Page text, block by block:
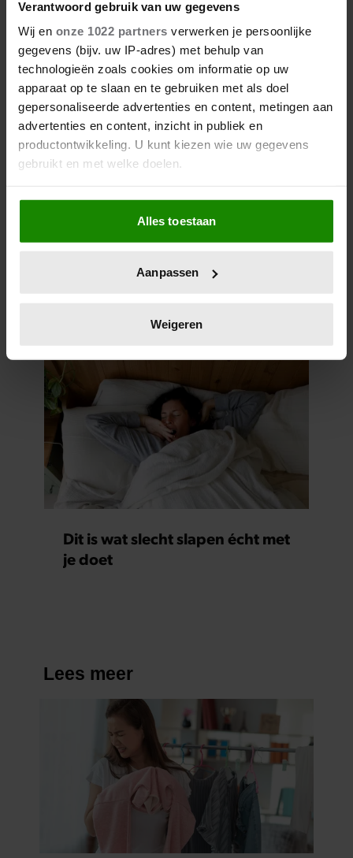
Verantwoord gebruik van uw gegevens
Wij en onze 1022 partners verwerken je persoonlijke
gegevens (bijv. uw IP-adres) met behulp van
technologieën zoals cookies om informatie op uw
apparaat op te slaan en te gebruiken met als doel
gepersonaliseerde advertenties en content, metingen aan
advertenties en content, inzicht in publiek en
productontwikkeling. U kunt kiezen wie uw gegevens
gebruikt en met welke doelen.
Als u het toestaat, willen we ook graag:
Informatie verzamelen over uw geografische
locatie, die tot een paar meter nauwkeurig kan zijn
scannen op specifieke eigenschappen (fingerprinting)
verwerkt en stel uw voorkeuren in het
intrekken in de Cookieverklaring.
We gebruiken cookies om content en advertenties te
personaliseren, om functies voor social media te bieden
en om ons websiteverkeer te analyseren. Ook delen we
informatie over uw gebruik van onze site met onze
partners voor social media, adverteren en analyse. Deze
partners kunnen deze gegevens combineren met andere
informatie die u aan ze heeft verstrekt of die ze hebben
gaat akkoord met onze cookies als u onze website blijft
gebruiken.
Alles toestaan
Aanpassen
Weigeren
Wat als je stiekem verliefd op
een ander bent?
7 kleine dingen die je leven
Dit is wat slecht slapen écht met
je doet